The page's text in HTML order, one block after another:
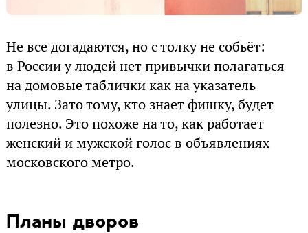
Не все догадаются, но с толку не собьёт:
в России у людей нет привычки полагаться
на домовые таблички как на указатель
улицы. Зато тому, кто знает фишку, будет
полезно. Это похоже на то, как работает
женский и мужской голос в объявлениях
московского метро.
Планы дворов